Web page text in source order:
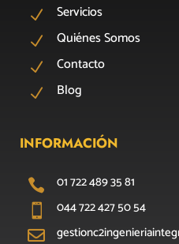
N Servicios
N Quiénes Somos
N Contacto
N Blog
INFORMACIÓN
 01 722 489 35 81
 044 722 427 50 54
